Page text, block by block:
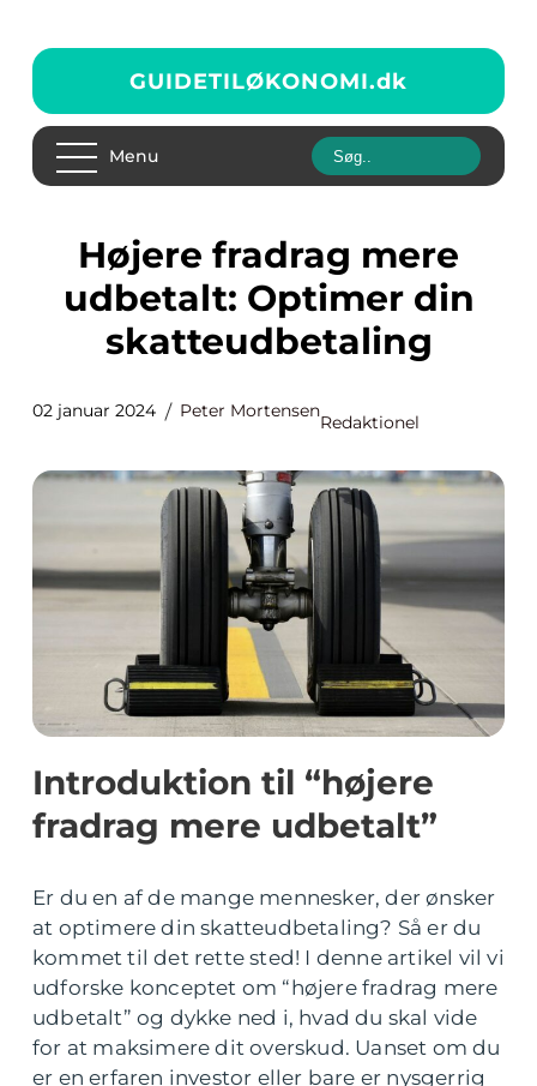
GUIDETILØKONOMI.dk
Menu
Højere fradrag mere
udbetalt: Optimer din
skatteudbetaling
02 januar 2024 Peter Mortensen
Redaktionel
Introduktion til “højere
fradrag mere udbetalt”
Er du en af de mange mennesker, der ønsker
at optimere din skatteudbetaling? Så er du
kommet til det rette sted! I denne artikel vil vi
udforske konceptet om “højere fradrag mere
udbetalt” og dykke ned i, hvad du skal vide
for at maksimere dit overskud. Uanset om du
er en erfaren investor eller bare er nysgerrig